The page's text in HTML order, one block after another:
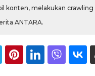
konten, melakukan
ANTARA.